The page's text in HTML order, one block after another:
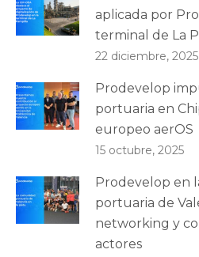
aplicada por
terminal de La
22 diciembre, 2025
Prodevelop
portuaria en
europeo aerOS
15 octubre, 2025
Prodevelop en
portuaria de
networking y
actores